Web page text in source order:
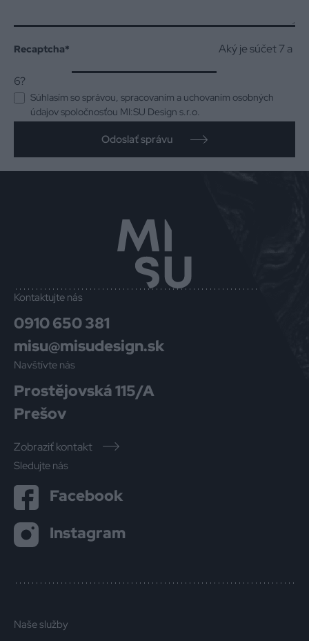
Recaptcha* Aký je súčet 7 a
6?
Súhlasím so správou, spracovaním a uchovaním osobných
údajov spoločnosťou MI:SU Design s.r.o.
Odoslať správu
Kontaktujte nás
0910 650 381
misu@misudesign.sk
Navštívte nás
Prostějovská 115/A
Prešov
Zobraziť kontakt
Sledujte nás
Facebook
Instagram
Naše služby